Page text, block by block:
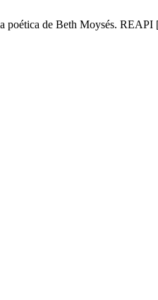
poética de Beth Moysés.